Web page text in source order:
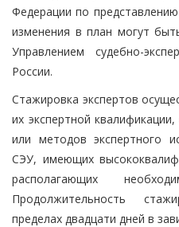
Федерации по
изменения в план могут
Управлением судебно-
России.
Стажировка экспертов
их экспертной
или методов экспертного
СЭУ, имеющих
располагающих
Продолжительность
пределах двадцати дней в